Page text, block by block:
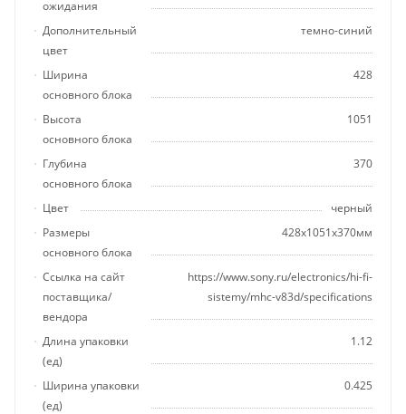
ожидания
Дополнительный
цвет
темно-синий
Ширина
основного блока
428
Высота
основного блока
1051
Глубина
основного блока
370
Цвет
черный
Размеры
основного блока
428x1051x370мм
Ссылка на сайт
поставщика/
вендора
https://www.sony.ru/electronics/hi-fi-
sistemy/mhc-v83d/specifications
Длина упаковки
(ед)
1.12
Ширина упаковки
(ед)
0.425